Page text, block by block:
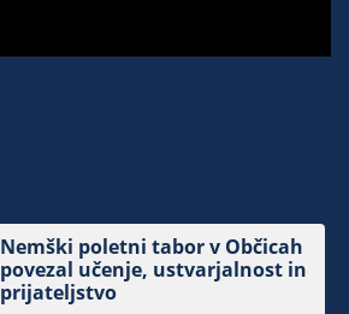
Nemški poletni tabor v Občicah
povezal učenje, ustvarjalnost in
prijateljstvo